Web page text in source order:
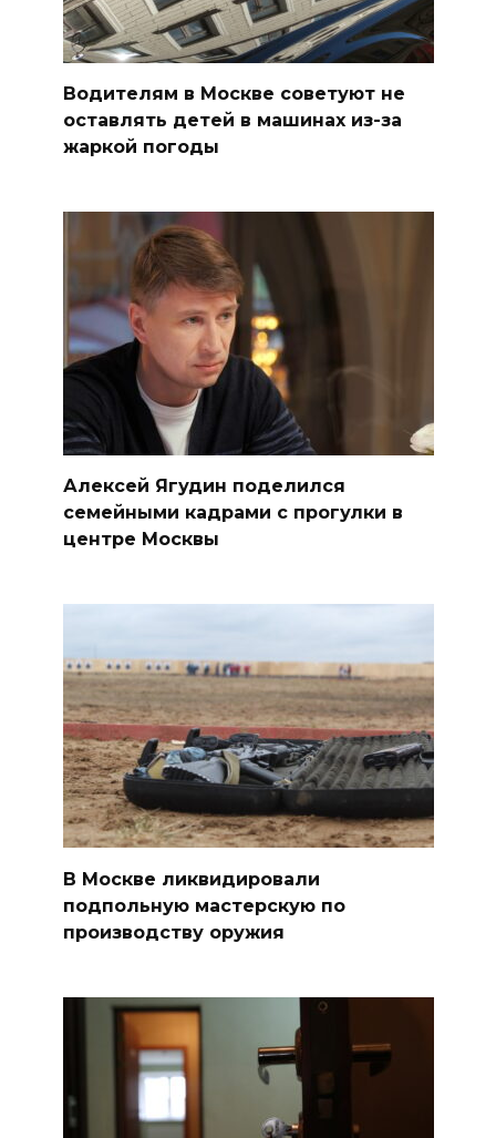
Водителям в Москве советуют не
оставлять детей в машинах из-за
жаркой погоды
Алексей Ягудин поделился
семейными кадрами с прогулки в
центре Москвы
В Москве ликвидировали
подпольную мастерскую по
производству оружия